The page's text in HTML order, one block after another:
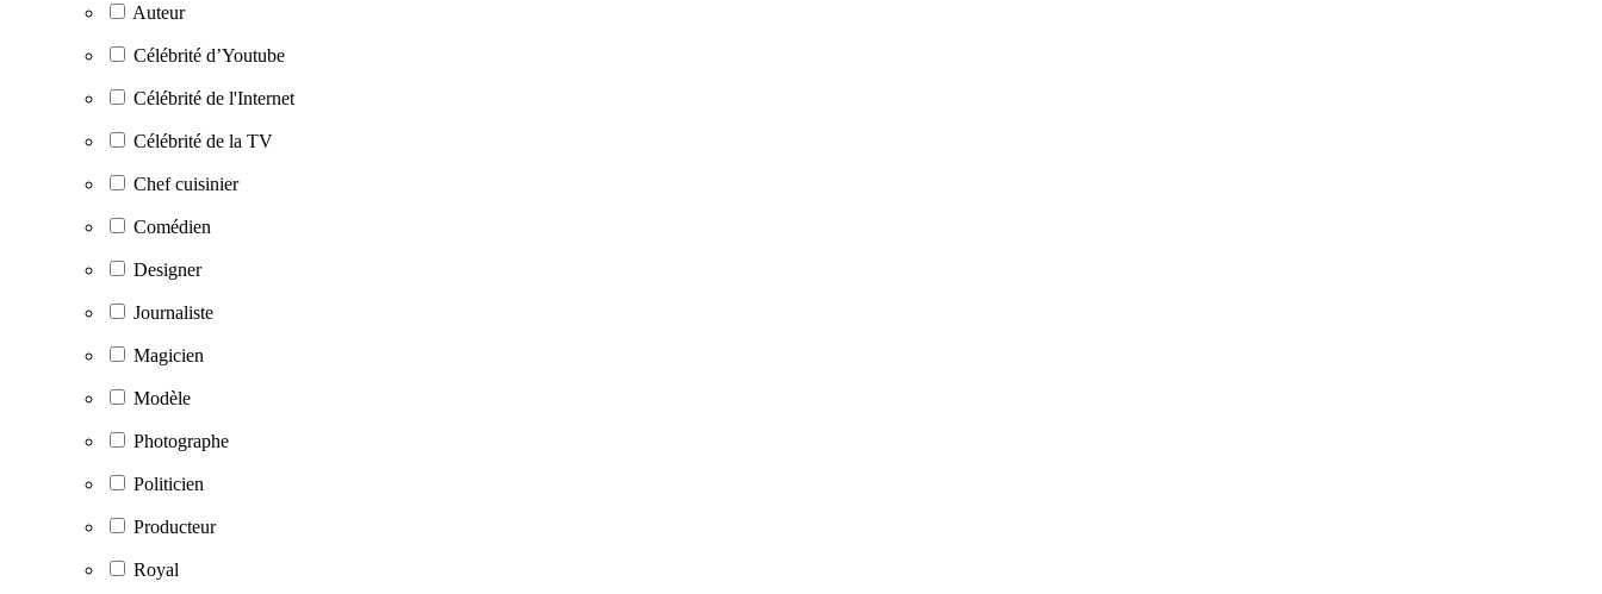
Auteur
Célébrité d’Youtube
Célébrité de l'Internet
Célébrité de la TV
Chef cuisinier
Comédien
Designer
Journaliste
Magicien
Modèle
Photographe
Politicien
Producteur
Royal